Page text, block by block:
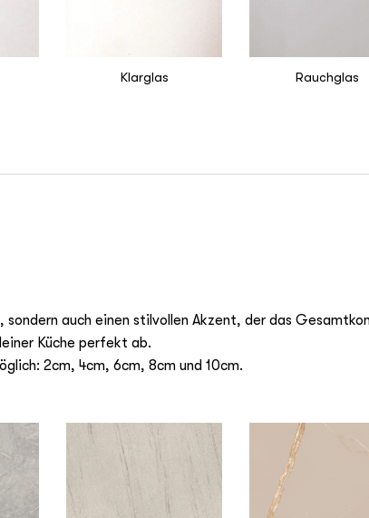
Klarglas Rauchglas
auch einen stilvollen Akzent, der das
Küche perfekt ab.
2cm, 4cm, 6cm, 8cm und 10cm.